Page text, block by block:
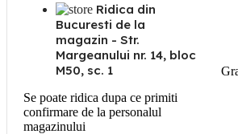
Ridica din
Bucuresti de la
magazin - Str.
Margeanului nr. 14, bloc
M50, sc. 1
Se poate ridica dupa ce primiti
confirmare de la personalul
magazinului